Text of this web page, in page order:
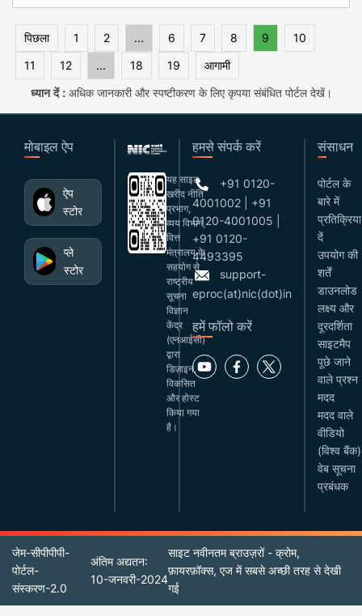
पिछला 1 2 ... 6 7 8 9
10
11
12 ... 18 19
आगामी
ध्यान दें :अधिक जानकारी और स्पष्टीकरण के लिए कृपया संबंधित पोर्टल देखें।
मोबाइल ऐप
ऐप
स्टोर
प्ले
स्टोर
यह साइट
खरीद नीति
प्रभाग,
व्यय विभाग,
वित्त
मंत्रालय के
सहयोग से
राष्ट्रीय
सूचना
विज्ञान
केंद्र
(एनआईसी)
द्वारा
डिज़ाइन,
विकसित
और होस्ट
किया गया
है।
हमसे संपर्क करें
+91 0120-
4001002 | +91
0120-4001005 |
+91 0120-
4493395
support-
eproc(at)nic(dot)in
हमें फॉलो करें
संसाधन
पोर्टल के
बारे में
प्रतिक्रिया
दें
उपयोग की
शर्तें
डाउनलोड
लक्ष्य और
दूरदर्शिता
साइटमैप
पूछे जाने
वाले प्रश्न
मदद
मदद वाले
वीडियो
(विश्व बैंक)
वेब सूचना
प्रबंधक
जेम-सीपीपीपी-
पोर्टल-
संस्करण-2.0
अंतिम अद्यतन:
10-जनवरी-2024
साइट नवीनतम ब्राउज़रों - क्रोम,
फ़ायरफ़ॉक्स, एज में सबसे अच्छी तरह से देखी
गई